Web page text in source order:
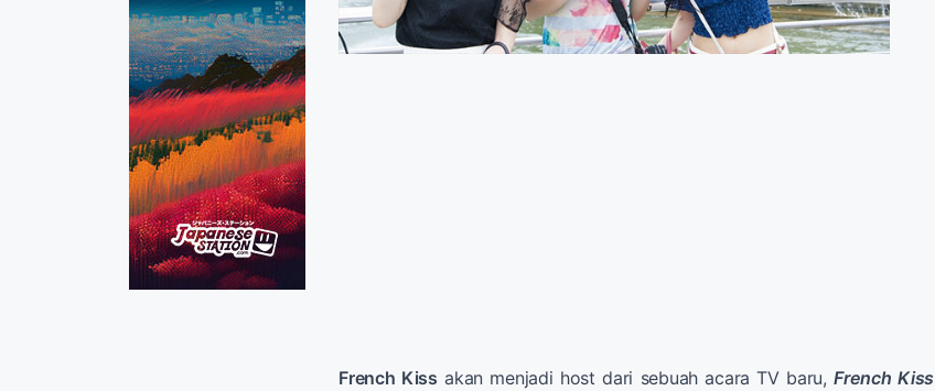
French Kiss akan menjadi host dari sebuah acara TV baru,French Kiss